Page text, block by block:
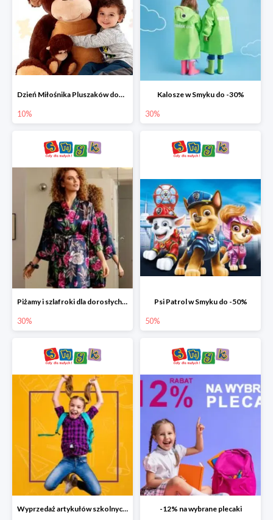
Dzień Miłośnika Pluszaków dodatkowy rabat -10%
10%
Kalosze w Smyku do -30%
30%
Piżamy i szlafroki dla dorosłych w Smyku do -30%
30%
Psi Patrol w Smyku do -50%
50%
Wyprzedaż artykułów szkolnych w Smyku do -80% -12% na wybrane plecaki